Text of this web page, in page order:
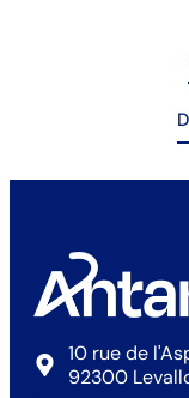
10 rue de
92300